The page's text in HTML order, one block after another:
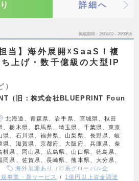
詳細へ
掲載期間 26/08/03～26/08/16
当】海外展開☓SaaS！複
上げ・数千億級の大型IP
）
（旧：株式会社BLUEPRINT Foun
北海道、青森県、岩手県、宮城県、秋田
、栃木県、群馬県、埼玉県、千葉県、東京
県、石川県、福井県、山梨県、長野県、岐
県、滋賀県、京都府、大阪府、兵庫県、奈
県、岡山県、広島県、山口県、徳島県、
県、佐賀県、長崎県、熊本県、大分県、
海外展開あり（日系グローバル企
規事業・新サービス
1億円以上資金調達